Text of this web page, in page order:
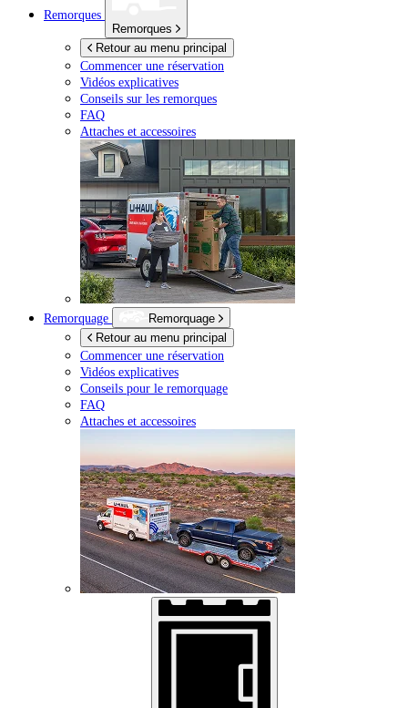
Remorques
Remorques
Retour au menu principal
Commencer une réservation
Vidéos explicatives
Conseils sur les remorques
FAQ
Attaches et accessoires
Remorquage
Remorquage
Retour au menu principal
Commencer une réservation
Vidéos explicatives
Conseils pour le remorquage
FAQ
Attaches et accessoires